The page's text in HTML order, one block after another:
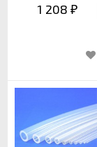
1 208 ₽